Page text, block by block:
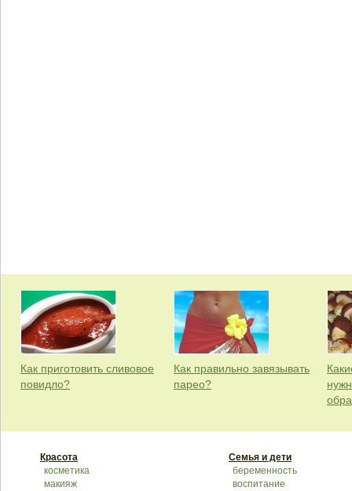
Как приготовить сливовое
повидло?
Как правильно завязывать
парео?
Красота
косметика
макияж
Семья и дети
беременность
воспитание